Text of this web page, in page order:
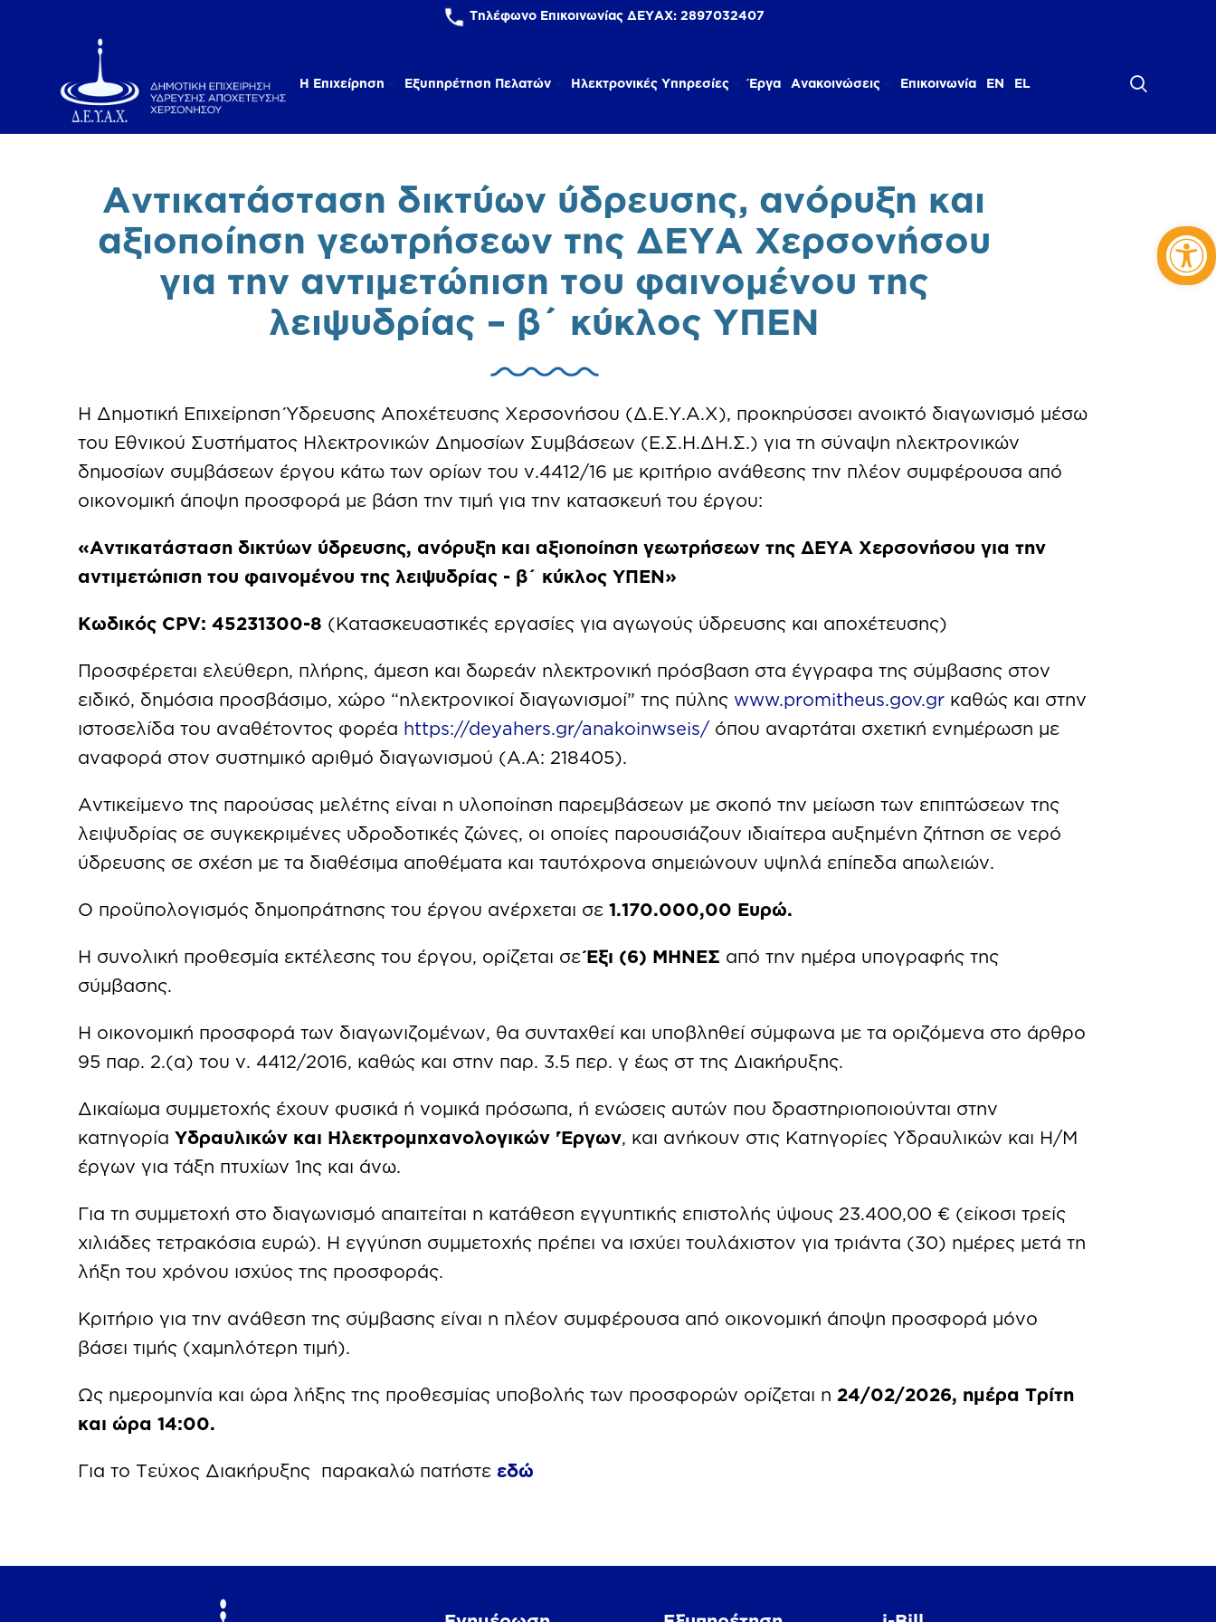
Τηλέφωνο Επικοινωνίας ΔΕΥΑΧ: 2897032407
Η Επιχείρηση Εξυπηρέτηση Πελατών Ηλεκτρονικές Υπηρεσίες Έργα Ανακοινώσεις Επικοινωνία EN EL
Αντικατάσταση δικτύων ύδρευσης, ανόρυξη και
αξιοποίηση γεωτρήσεων της ΔΕΥΑ Χερσονήσου
για την αντιμετώπιση του φαινομένου της
λειψυδρίας – β΄ κύκλος ΥΠΕΝ
Η Δημοτική Επιχείρηση Ύδρευσης Αποχέτευσης Χερσονήσου (Δ.Ε.Υ.Α.Χ), προκηρύσσει ανοικτό διαγωνισμό μέσω
του Εθνικού Συστήματος Ηλεκτρονικών Δημοσίων Συμβάσεων (Ε.Σ.Η.ΔΗ.Σ.) για τη σύναψη ηλεκτρονικών
δημοσίων συμβάσεων έργου κάτω των ορίων του ν.4412/16 με κριτήριο ανάθεσης την πλέον συμφέρουσα από
οικονομική άποψη προσφορά με βάση την τιμή για την κατασκευή του έργου:
«Αντικατάσταση δικτύων ύδρευσης, ανόρυξη και αξιοποίηση γεωτρήσεων της ΔΕΥΑ Χερσονήσου για την
αντιμετώπιση του φαινομένου της λειψυδρίας - β΄ κύκλος ΥΠΕΝ»
Κωδικός CPV: 45231300-8 (Κατασκευαστικές εργασίες για αγωγούς ύδρευσης και αποχέτευσης)
Προσφέρεται ελεύθερη, πλήρης, άμεση και δωρεάν ηλεκτρονική πρόσβαση στα έγγραφα της σύμβασης στον
ειδικό, δημόσια προσβάσιμο, χώρο “ηλεκτρονικοί διαγωνισμοί” της πύλης www.promitheus.gov.gr καθώς και στην
ιστοσελίδα του αναθέτοντος φορέα https://deyahers.gr/anakoinwseis/ όπου αναρτάται σχετική ενημέρωση με
αναφορά στον συστημικό αριθμό διαγωνισμού (Α.Α: 218405).
Αντικείμενο της παρούσας μελέτης είναι η υλοποίηση παρεμβάσεων με σκοπό την μείωση των επιπτώσεων της
λειψυδρίας σε συγκεκριμένες υδροδοτικές ζώνες, οι οποίες παρουσιάζουν ιδιαίτερα αυξημένη ζήτηση σε νερό
ύδρευσης σε σχέση με τα διαθέσιμα αποθέματα και ταυτόχρονα σημειώνουν υψηλά επίπεδα απωλειών.
Ο προϋπολογισμός δημοπράτησης του έργου ανέρχεται σε 1.170.000,00 Ευρώ.
Η συνολική προθεσμία εκτέλεσης του έργου, ορίζεται σεΈξι (6) ΜΗΝΕΣ από την ημέρα υπογραφής της
σύμβασης.
Η οικονομική προσφορά των διαγωνιζομένων, θα συνταχθεί και υποβληθεί σύμφωνα με τα οριζόμενα στο άρθρο
95 παρ. 2.(α) του ν. 4412/2016, καθώς και στην παρ. 3.5 περ. γ έως στ της Διακήρυξης.
Δικαίωμα συμμετοχής έχουν φυσικά ή νομικά πρόσωπα, ή ενώσεις αυτών που δραστηριοποιούνται στην
κατηγορία Υδραυλικών και Ηλεκτρομηχανολογικών 'Έργων , και ανήκουν στις Κατηγορίες Υδραυλικών και Η/Μ
έργων για τάξη πτυχίων 1ης και άνω.
Για τη συμμετοχή στο διαγωνισμό απαιτείται η κατάθεση εγγυητικής επιστολής ύψους 23.400,00 € (είκοσι τρείς
χιλιάδες τετρακόσια ευρώ). Η εγγύηση συμμετοχής πρέπει να ισχύει τουλάχιστον για τριάντα (30) ημέρες μετά τη
λήξη του χρόνου ισχύος της προσφοράς.
Κριτήριο για την ανάθεση της σύμβασης είναι η πλέον συμφέρουσα από οικονομική άποψη προσφορά μόνο
βάσει τιμής (χαμηλότερη τιμή).
Ως ημερομηνία και ώρα λήξης της προθεσμίας υποβολής των προσφορών ορίζεται η 24/02/2026, ημέρα Τρίτη
και ώρα 14:00.
Για το Τεύχος Διακήρυξης παρακαλώ πατήστε εδώ